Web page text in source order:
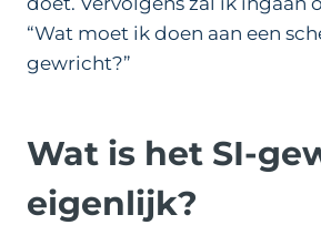
“Wat moet ik doen aan een
gewricht?”
Wat is het SI-
eigenlijk?